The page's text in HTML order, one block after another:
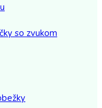
so zvukom